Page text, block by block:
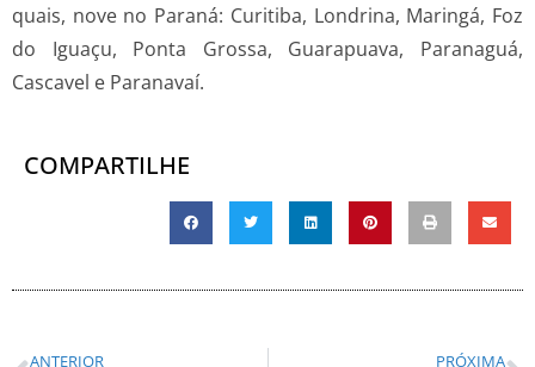
quais, nove no Paraná: Curitiba, Londrina, Maringá, Foz
do Iguaçu, Ponta Grossa, Guarapuava, Paranaguá,
Cascavel e Paranavaí.
COMPARTILHE
ANTERIOR PRÓXIMA